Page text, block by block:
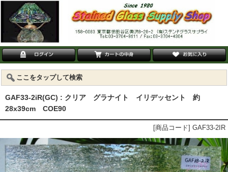
ここをタップして検索
GAF33-2iR(GC) : クリア グラナイト イリデッセント 約
28x39cm COE90
[商品コード] GAF33-2IR